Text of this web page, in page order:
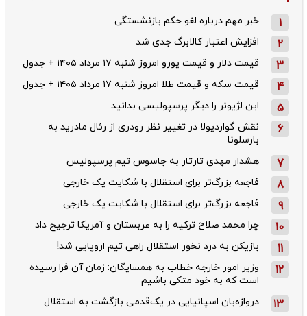
1 خبر مهم درباره لغو حکم بازنشستگی
2 افزایش اعتبار کالابرگ جدی شد
3 قیمت دلار و قیمت یورو امروز شنبه ۱۷ مرداد ۱۴۰۵ + جدول
4 قیمت سکه و قیمت طلا امروز شنبه ۱۷ مرداد ۱۴۰۵ + جدول
5 این لژیونر را دیگر پرسپولیسی بدانید
6
نقش گواردیولا در تغییر نظر رودری از رئال مادرید به
بارسلونا
7 هشدار مهدی تارتار به جاسوس تیم پرسپولیس
8 فاجعه بزرگ‌تر برای استقلال با شکایت یک خارجی
9 فاجعه بزرگ‌تر برای استقلال با شکایت یک خارجی
10 چرا محمد صلاح ترکیه را به عربستان و آمریکا ترجیح داد
11 بازیکن به درد نخور استقلال راهی تیم اروپایی شد!
12
وزیر امور خارجه خطاب به همسایگان: زمان آن فرا رسیده
است که به خود متکی باشیم
13 دروازه‌بان اسپانیایی در یک‌قدمی بازگشت به استقلال